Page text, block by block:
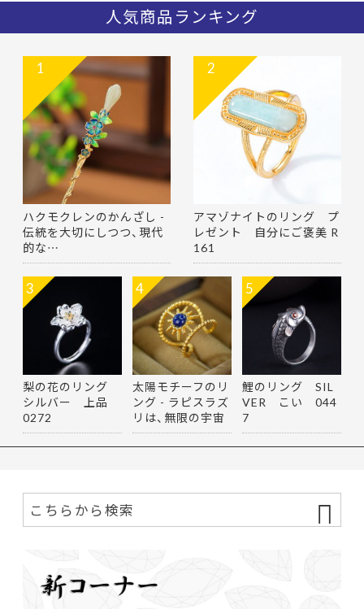
人気商品ランキング
ハクモクレンのかんざし -
伝統を大切にしつつ、現代
的な…
1
アマゾナイトのリング プ
レゼント 自分にご褒美 R
161
2
梨の花のリング
シルバー 上品
0272
3
太陽モチーフのリ
ング - ラピスラズ
リは、無限の宇宙
を思…
4
鯉のリング SIL
VER こい 044
7
5